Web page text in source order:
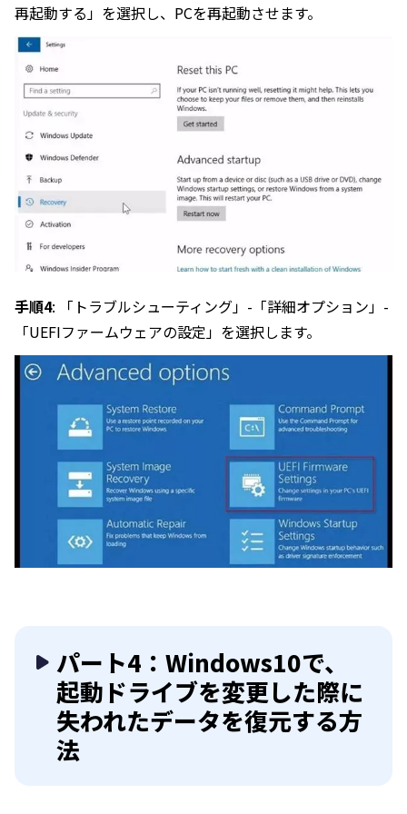
再起動する」を選択し、PCを再起動させます。
手順4: 「トラブルシューティング」-「詳細オプション」-
「UEFIファームウェアの設定」を選択します。
パート4：Windows10で、
起動ドライブを変更した際に
失われたデータを復元する方
法